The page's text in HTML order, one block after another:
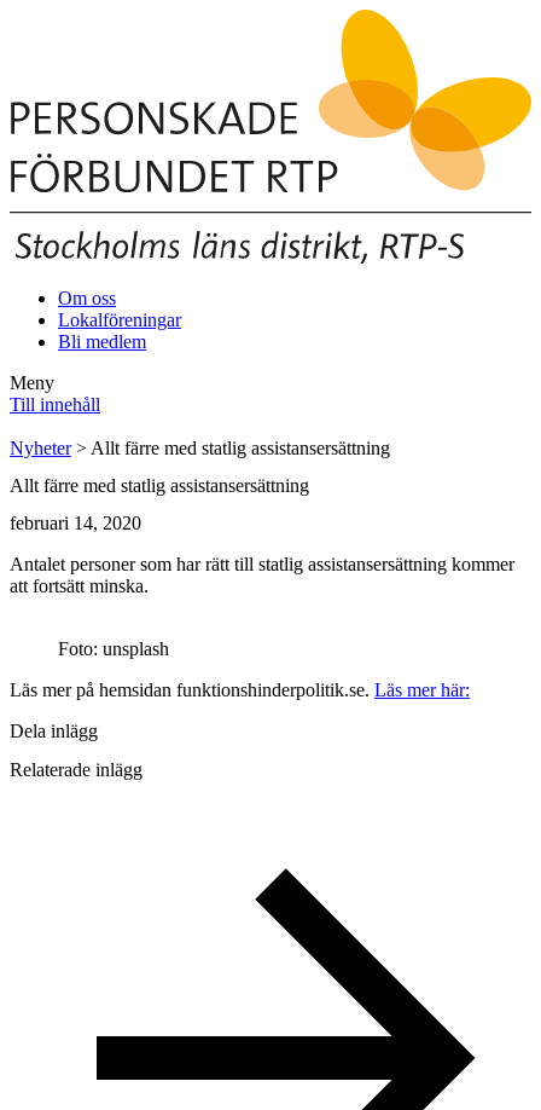
Om oss
Lokalföreningar
Bli medlem
Meny
Till innehåll
Nyheter> Allt färre med statlig assistansersättning
Allt färre med statlig assistansersättning
februari 14, 2020
Antalet personer som har rätt till statlig assistansersättning kommer
att fortsätt minska.
Foto: unsplash
Läs mer på hemsidan funktionshinderpolitik.se. Läs mer här:
Dela inlägg
Relaterade inlägg